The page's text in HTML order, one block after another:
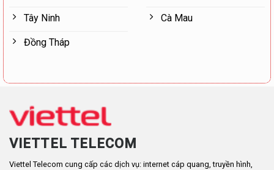
Tây Ninh
Đồng Tháp
Cà Mau
VIETTEL TELECOM
Viettel Telecom cung cấp các dịch vụ: internet cáp quang, truyền hình,